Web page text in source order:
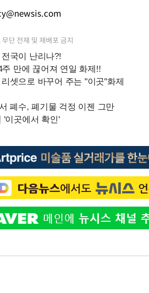
단 전재 및 재배포 금지